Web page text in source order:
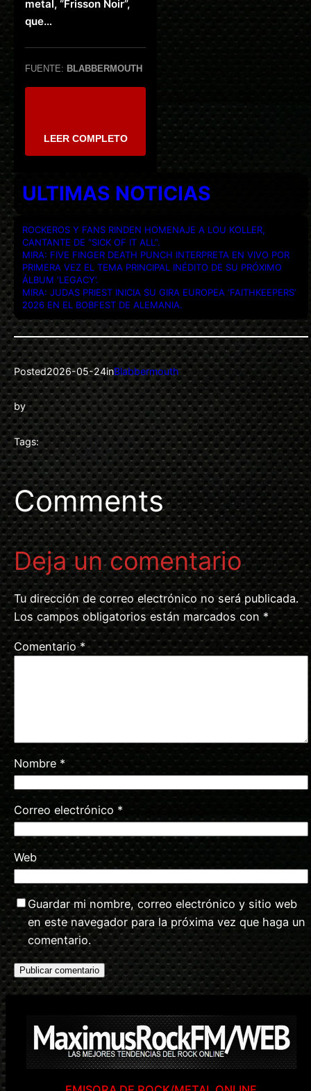
metal, “Frisson Noir”,
que…
FUENTE: BLABBERMOUTH
LEER COMPLETO
ULTIMAS NOTICIAS
ROCKEROS Y FANS RINDEN HOMENAJE A LOU KOLLER,
CANTANTE DE “SICK OF IT ALL”.
MIRA: FIVE FINGER DEATH PUNCH INTERPRETA EN VIVO POR
PRIMERA VEZ EL TEMA PRINCIPAL INÉDITO DE SU PRÓXIMO
ÁLBUM ‘LEGACY’.
MIRA: JUDAS PRIEST INICIA SU GIRA EUROPEA ‘FAITHKEEPERS’
2026 EN EL BOBFEST DE ALEMANIA.
Posted2026-05-24inBlabbermouth
by
Tags:
Comments
Deja un comentario
Tu dirección de correo electrónico no será publicada.
Los campos obligatorios están marcados con*
Comentario*
Nombre *
Correo electrónico *
Web
Guardar mi nombre, correo electrónico y sitio web
en este navegador para la próxima vez que haga un
comentario.